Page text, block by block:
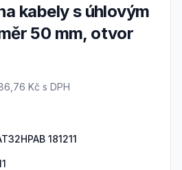
50 mm, otvor
s DPH
Kč s DPH
181211